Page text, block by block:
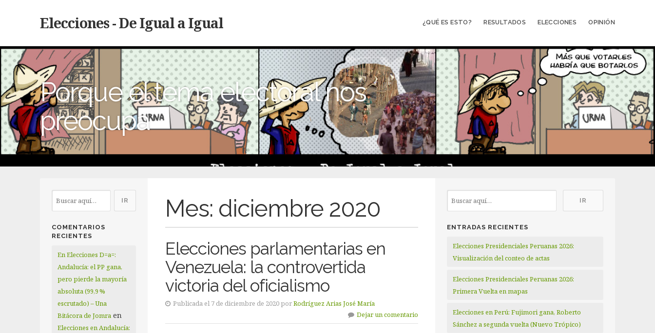
Elecciones - De Igual a Igual ¿QUÉ ES ESTO? RESULTADOS ELECCIONES OPINIÓN
Porque el tema electoral nos
preocupa
COMENTARIOS
RECIENTES
En Elecciones D=a=:
Andalucía: el PP gana,
pero pierde la mayoría
absoluta (99,9 %
escrutado) – Una
Bitácora de Jomra en
Elecciones en Andalucía:
Mes: diciembre 2020
Elecciones parlamentarias en
Venezuela: la controvertida
victoria del oficialismo
Publicada el 7 de diciembre de 2020 porRodríguez Arias José María
Dejar un comentario
ENTRADAS RECIENTES
Elecciones Presidenciales Peruanas 2026:
Visualización del conteo de actas
Elecciones Presidenciales Peruanas 2026:
Primera Vuelta en mapas
Elecciones en Perú: Fujimori gana, Roberto
Sánchez a segunda vuelta (Nuevo Trópico)